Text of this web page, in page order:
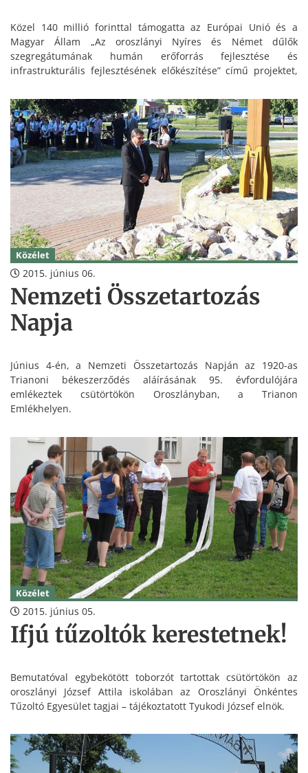
Közel 140 millió forinttal támogatta az Európai Unió és a
Magyar Állam „Az oroszlányi Nyíres és Német dűlők
szegregátumának humán erőforrás fejlesztése és
infrastrukturális fejlesztésének előkészítése” című projektet,
Közélet
2015. június 06.
Nemzeti Összetartozás
Napja
Június 4-én, a Nemzeti Összetartozás Napján az 1920-as
Trianoni békeszerződés aláírásának 95. évfordulójára
emlékeztek csütörtökön Oroszlányban, a Trianon
Emlékhelyen.
Millenniumi Alapítványa szervezésében megrendezésre került
eseményre számos határon túli – az egykori Nagy-
Magyarország területén élő – vendég is ellátogatott.
Közélet
2015. június 05.
Ifjú tűzoltók kerestetnek!
Bemutatóval egybekötött toborzót tartottak csütörtökön az
oroszlányi József Attila iskolában az Oroszlányi Önkéntes
Tűzoltó Egyesület tagjai – tájékoztatott Tyukodi József elnök.